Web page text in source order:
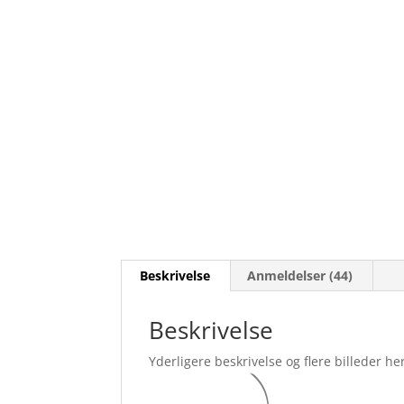
Beskrivelse Anmeldelser (44)
Beskrivelse
Yderligere beskrivelse og flere billeder